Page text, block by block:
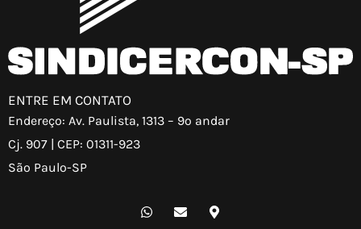
ENTRE EM CONTATO
Endereço: Av. Paulista, 1313 – 9º andar
Cj. 907 | CEP: 01311-923
São Paulo-SP
W
h
E
n
M
a